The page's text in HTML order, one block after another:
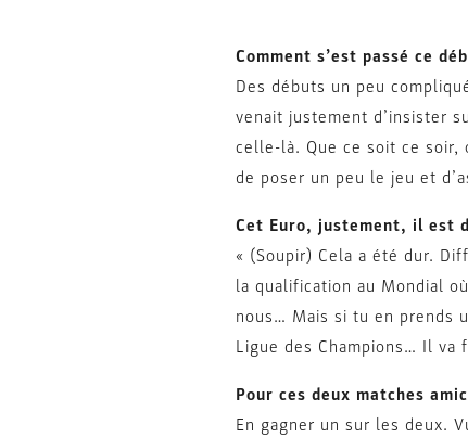
Comment s’est passé ce
Des débuts un peu
venait justement d’insister
celle-là. Que ce soit ce soir,
de poser un peu le jeu et
Cet Euro, justement, il est
« (Soupir) Cela a été dur.
la qualification au Mondial
nous… Mais si tu en prends
Ligue des Champions… Il va
Pour ces deux matches
En gagner un sur les deux.